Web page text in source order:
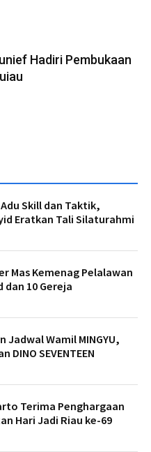
Hadiri Pembukaan
Skill dan Taktik,
Eratkan Tali Silaturahmi
Mas Kemenag Pelalawan
dan 10 Gereja
Jadwal Wamil MINGYU,
DINO SEVENTEEN
Terima Penghargaan
Hari Jadi Riau ke-69